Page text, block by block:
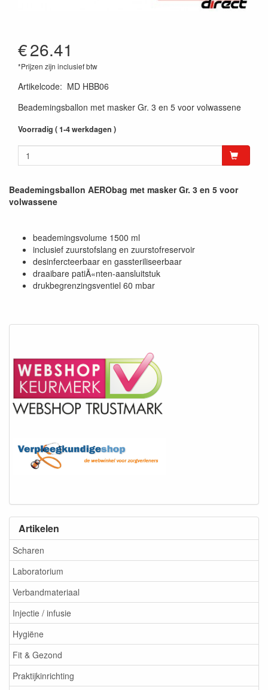
Artikelen
Scharen
Laboratorium
Verbandmateriaal
Injectie / infusie
Hygiëne
Fit & Gezond
Praktijkinrichting
€26.41
*Prijzen zijn inclusief btw
Artikelcode: MD HBB06
Beademingsballon met masker Gr. 3 en 5 voor volwassene
Voorradig ( 1-4 werkdagen )
Beademingsballon AERObag met masker Gr. 3 en 5 voor
volwassene
beademingsvolume 1500 ml
inclusief zuurstofslang en zuurstofreservoir
desinfercteerbaar en gassteriliseerbaar
draaibare patiÃ«nten-aansluitstuk
drukbegrenzingsventiel 60 mbar